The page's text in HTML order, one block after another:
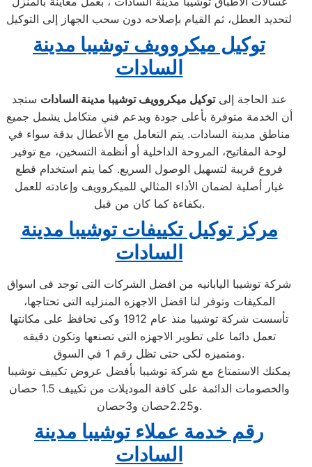
لتحديد العطل، ثم القيام بإصلاحه دون سحب الجهاز إلى التوكيل
توكيل ميكروويف توشيبا مدينة
السادات
عند الحاجة إلىتوكيل ميكروويف توشيبا مدينة السادات ستجد
أن الخدمة متوفرة بأعلى جودة وبدعم فني متكامل يشمل جميع
مناطق مدينة السادات. يتم التعامل مع الأعطال بدقة سواء في
لوحة المفاتيح، المروحة الداخلية أو أنظمة التسخين، مع توفير
فروع قريبة لتسهيل الوصول السريع. كما يتم استخدام قطع
غيار أصلية لضمان الأداء المثالي للميكروويف وإعادته للعمل
بكفاءة كما كان من قبل.
مركز توكيل تكييفات توشيبا مدينة
السادات
شركة توشيبا اليابانيه من افضل الشركات التى توجد فى اسواق
المكيفات وتوفر لنا افضل الاجهزه المنزليه التى تحتاجها،
تأسست شركة توشيبا منذ عام 1912 وكى تحافظ على مكانتها
تعمل دائما على تطوير الاجهزه التى تصنعها وتكون دقيقه
ومتميزه لكى حتى تظل رقم 1 في السوق.
يمكنك الاستمتاع مع شركة توشيبا بأفضل عروض تكييف توشيبا
والخصومات الدائمة على كافة الموديلات من تكييف 1.5 حصان
و2.25حصان و3حصان.
رقم خدمة عملاء توشيبا مدينة
السادات